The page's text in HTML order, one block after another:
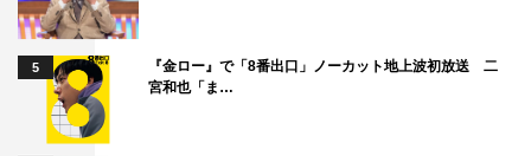
もし本当にネルラが布勢を殺していたとしたら、法律家と
して夫として、自分はどうしたらいいのか…。悩んだ末に
幸太郎は、自分で真相を突き止め、真実と向き合う決意を
固める。
一方、自分が布勢を殺したと出頭してきた考の捜査を続け
5
『金ロー』で「8番出口」ノーカット地上波初放送 二
宮和也「ま…